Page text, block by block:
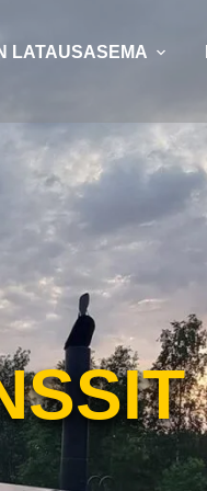
LATAUSASEMA